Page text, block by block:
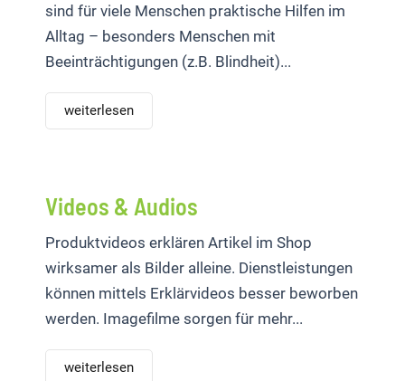
sind für viele Menschen praktische Hilfen im
Alltag – besonders Menschen mit
Beeinträchtigungen (z.B. Blindheit)...
weiterlesen
Videos & Audios
Produktvideos erklären Artikel im Shop
wirksamer als Bilder alleine. Dienstleistungen
können mittels Erklärvideos besser beworben
werden. Imagefilme sorgen für mehr...
weiterlesen